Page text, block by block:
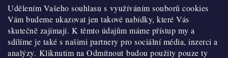
Udělením Vašeho souhlasu s využíváním souborů cookies
Vám budeme ukazovat jen takové nabídky, které Vás
skutečně zajímají. K těmto údajům máme přístup my a
sdílíme je také s našimi partnery pro sociální média, inzerci a
analýzy. Kliknutím na Odmítnout budou použity pouze ty
Obchodní podmínky
Hodnocení obchodu
Blog
Historie
Kontakty
O nákupu
Reklamace a vratky